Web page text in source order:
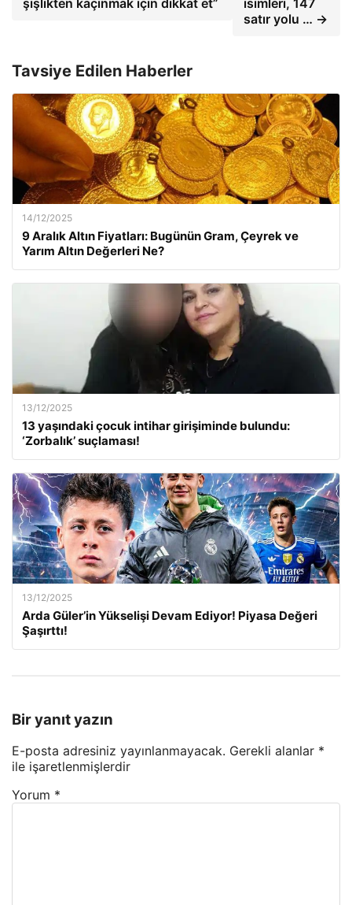
satır yolu … →
Tavsiye Edilen Haberler
14/12/2025
9 Aralık Altın Fiyatları: Bugünün Gram, Çeyrek ve
Yarım Altın Değerleri Ne?
13/12/2025
13 yaşındaki çocuk intihar girişiminde bulundu:
‘Zorbalık’ suçlaması!
13/12/2025
Arda Güler’in Yükselişi Devam Ediyor! Piyasa Değeri
Şaşırttı!
Bir yanıt yazın
E-posta adresiniz yayınlanmayacak. Gerekli alanlar *
ile işaretlenmişlerdir
Yorum *